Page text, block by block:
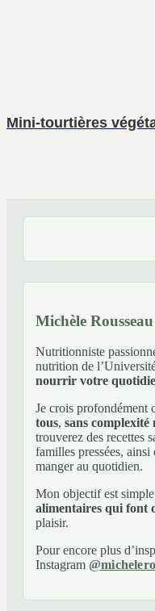
Mini-tourtières
Michèle Rousseau
Nutritionniste
nutrition de
nourrir votre
Je crois profondément
tous, sans
trouverez des recettes
familles pressées,
manger au quotidien.
Mon objectif est
alimentaires qui font
plaisir.
Pour encore plus
Instagram